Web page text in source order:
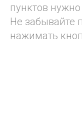
пунктов
Не забывайте
нажимать